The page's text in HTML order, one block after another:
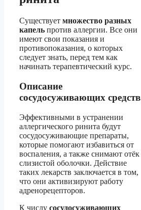
Существует множество разных
капель против аллергии. Все они
имеют свои показания и
противопоказания, о которых
следует знать, перед тем как
начинать терапевтический курс.
Описание
сосудосуживающих средств
Эффективными в устранении
аллергического ринита будут
сосудосуживающие препараты,
которые помогают избавиться от
воспаления, а также снимают отёк
слизистой оболочки. Действие
таких лекарств заключается в том,
что они активизируют работу
адренорецепторов.
К числу сосудосуживающих